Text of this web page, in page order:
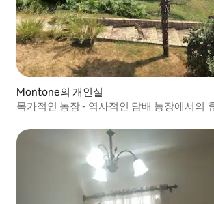
Montone의 개인실
목가적인 농장 - 역사적인 담배 농장에서의